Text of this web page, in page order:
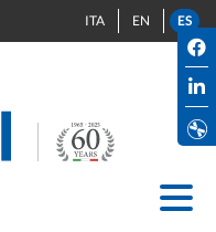
ITA EN ES